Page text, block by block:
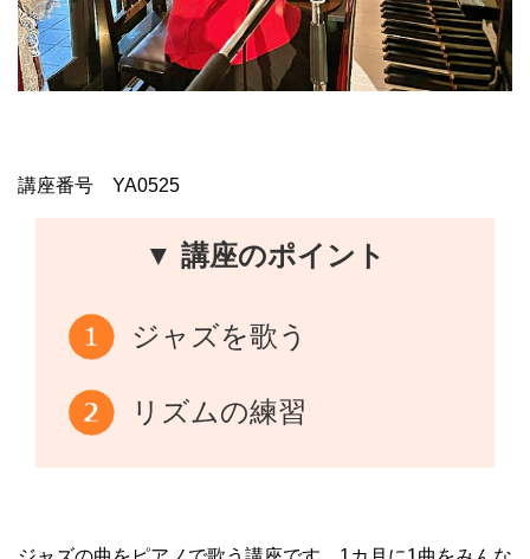
講座番号 YA0525
▼ 講座のポイント
ジャズを歌う
リズムの練習